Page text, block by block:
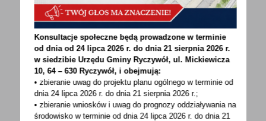
13 - 12 - 2021
Obwieszczenie dot. wszczęcia postępowania
w sprawie wydania decyzji środowiskowej
Na podstawie art. 61 § 1 i 4 oraz art. 49 ustawy
z dnia 14 czerwca 1960 r. Kodeks postępowania
administracyjnego...
Konsultacje społeczne będą prowadzone w terminie
od dnia od 24 lipca 2026 r. do dnia 21 sierpnia 2026 r.
w siedzibie Urzędu Gminy Ryczywół, ul. Mickiewicza
10, 64 – 630 Ryczywół, i obejmują:
• zbieranie uwag do projektu planu ogólnego w terminie od
dnia 24 lipca 2026 r. do dnia 21 sierpnia 2026 r.;
• zbieranie wniosków i uwag do prognozy oddziaływania na
środowisko w terminie od dnia 24 lipca 2026 r. do dnia 21